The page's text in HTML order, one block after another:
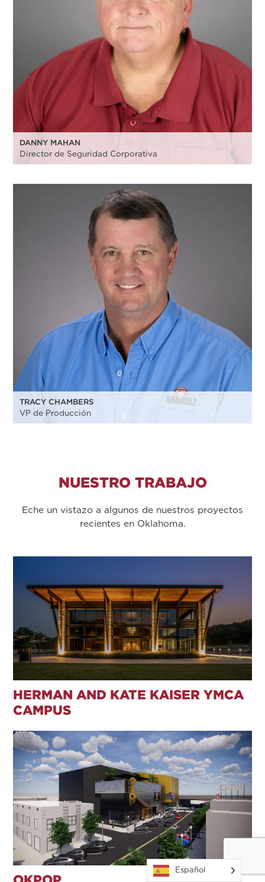
DANNY MAHAN
Director de Seguridad Corporativa
TRACY CHAMBERS
VP de Producción
NUESTRO TRABAJO
Eche un vistazo a algunos de nuestros proyectos
recientes en Oklahoma.
HERMAN AND KATE KAISER YMCA
CAMPUS
Español